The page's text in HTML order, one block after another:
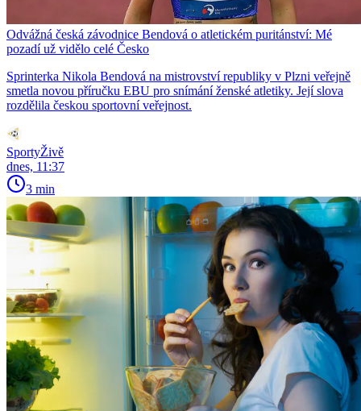
Odvážná česká závodnice Bendová o atletickém puritánství: Mé
pozadí už vidělo celé Česko
Sprinterka Nikola Bendová na mistrovství republiky v Plzni veřejně
smetla novou příručku EBU pro snímání ženské atletiky. Její slova
rozdělila českou sportovní veřejnost.
SportyŽivě
dnes, 11:37
3 min